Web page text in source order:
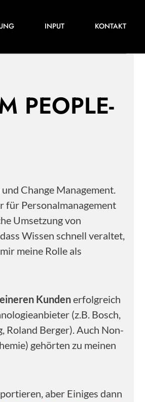
INPUT KONTAKT
PEOPLE-
Change Management.
für Personalmanagement
Umsetzung von
Wissen schnell veraltet,
meine Rolle als
Kundenerfolgreich
(z.B. Bosch,
Roland Berger). Auch Non-
gehörten zu meinen
aber Einiges dann